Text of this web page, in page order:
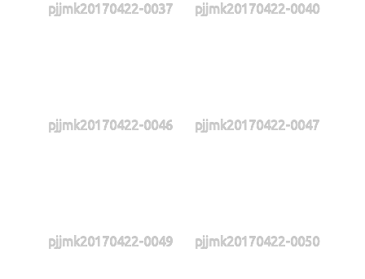
pjjmk20170422-0037 pjjmk20170422-0040
pjjmk20170422-0046 pjjmk20170422-0047
pjjmk20170422-0049 pjjmk20170422-0050